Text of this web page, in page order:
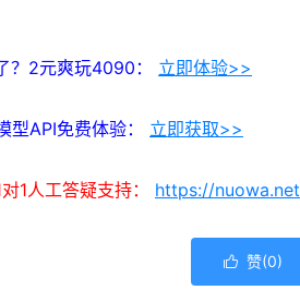
？2元爽玩4090： 立即体验>>
型API免费体验： 立即获取>>
1人工答疑支持： https://
 赞(0)